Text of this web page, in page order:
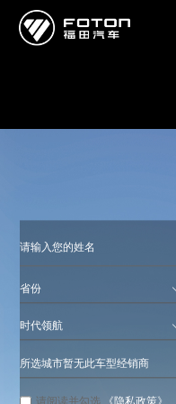
大洋洲
省份
时代领航
所选城市暂无此车型经销商
请阅读并勾选 《隐私政策》